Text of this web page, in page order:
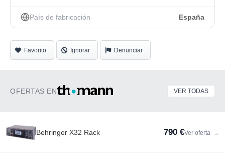
País de fabricación España
Favorito Ignorar Denunciar
OFERTAS EN VER TODAS
Behringer X32 Rack 790 €Ver oferta →